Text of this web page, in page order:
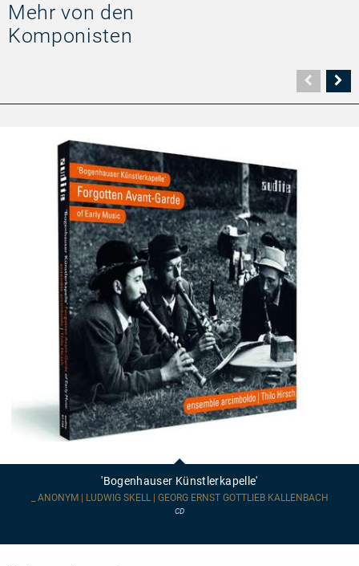
Mehr von den
Komponisten
Seite
'Bogenhauser Künstlerkapelle'
_ ANONYM | LUDWIG SKELL | GEORG ERNST GOTTLIEB KALLENBACH
CD